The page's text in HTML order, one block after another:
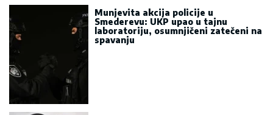
Munjevita akcija policije u
Smederevu: UKP upao u tajnu
laboratoriju, osumnjičeni zatečeni na
spavanju